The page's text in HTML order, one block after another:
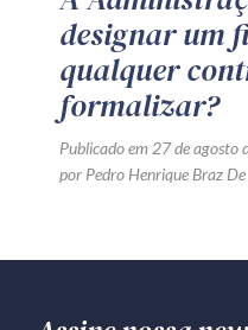
designar um
qualquer
formalizar?
Publicado em 27 de agosto
por Pedro Henrique Braz